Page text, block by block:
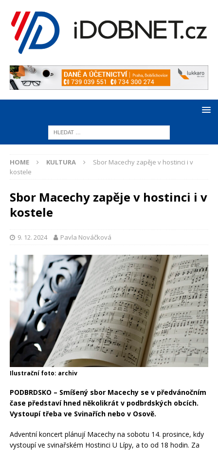
HOME KULTURA
Sbor Macechy zapěje v hostinci i v
kostele
Sbor Macechy zapěje v hostinci i v
kostele
9. 12. 2024 Pavla Nováčková
Ilustrační foto: archiv
PODBRDSKO – Smíšený sbor Macechy se v předvánočním
čase představí hned několikrát v podbrdských obcích.
Vystoupí třeba ve Svinařích nebo v Osově.
Adventní koncert plánují Macechy na sobotu 14. prosince, kdy
vystoupí ve svinařském Hostinci U Lípy, a to od 18 hodin. Za